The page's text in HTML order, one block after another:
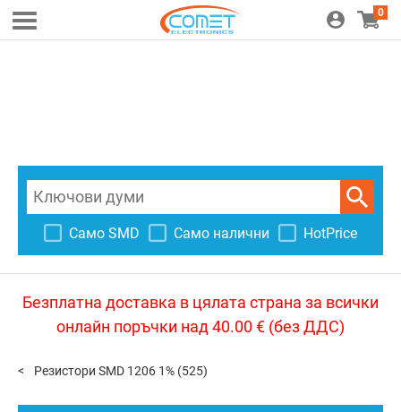
0
Само SMD Само налични HotPrice
Безплатна доставка в цялата страна за всички
онлайн поръчки над 40.00 € (без ДДС)
Резистори SMD 1206 1% (525)